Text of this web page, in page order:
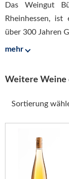
Das Weingut
Rheinhessen,
über 300 Jahren
mehr
Weitere Weine
Sortierung